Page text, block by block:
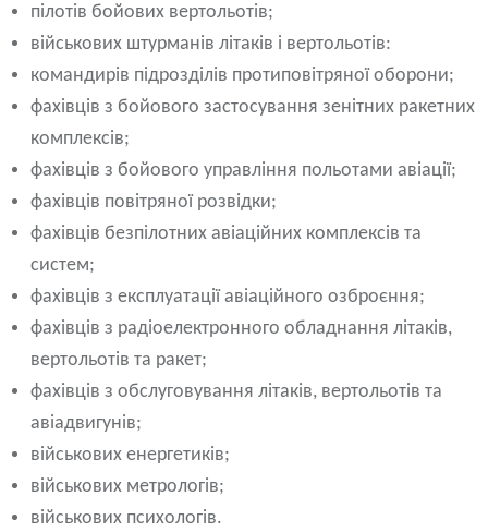
пілотів бойових вертольотів;
військових штурманів літаків і вертольотів:
командирів підрозділів протиповітряної оборони;
фахівців з бойового застосування зенітних ракетних
комплексів;
фахівців з бойового управління польотами авіації;
фахівців повітряної розвідки;
фахівців безпілотних авіаційних комплексів та
систем;
фахівців з експлуатації авіаційного озброєння;
фахівців з радіоелектронного обладнання літаків,
вертольотів та ракет;
фахівців з обслуговування літаків, вертольотів та
авіадвигунів;
військових енергетиків;
військових метрологів;
військових психологів.